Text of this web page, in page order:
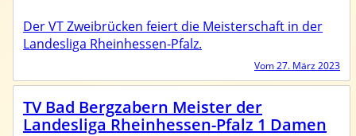
Ansprechpartner Fortbildungen Regeln
Trainer
Events & Termine
Der VT Zweibrücken feiert die Meisterschaft in der
Landesliga Rheinhessen-Pfalz.
Vom 27. März 2023
TV Bad Bergzabern Meister der
Landesliga Rheinhessen-Pfalz 1 Damen